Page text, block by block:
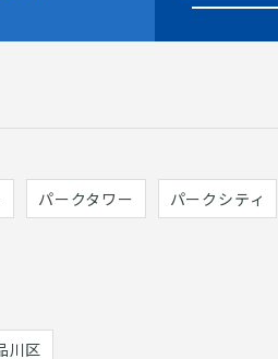
パークタワー パークシティ
川区